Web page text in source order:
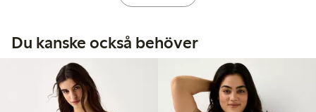
Du kanske också behöver